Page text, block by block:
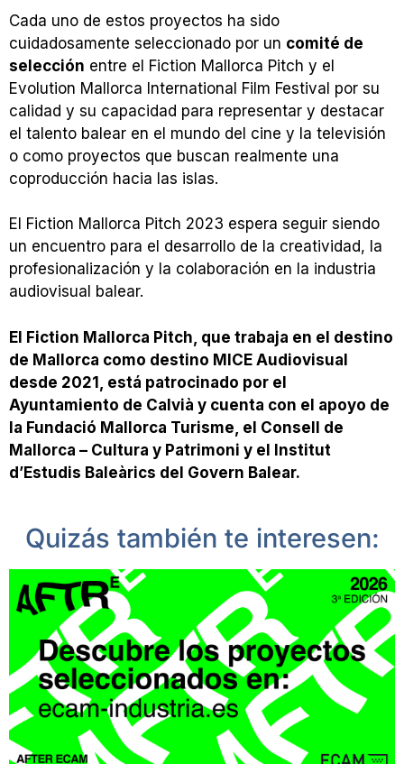
Cada uno de estos proyectos ha sido
cuidadosamente seleccionado por un comité de
selección entre el Fiction Mallorca Pitch y el
Evolution Mallorca International Film Festival por su
calidad y su capacidad para representar y destacar
el talento balear en el mundo del cine y la televisión
o como proyectos que buscan realmente una
coproducción hacia las islas.
El Fiction Mallorca Pitch 2023 espera seguir siendo
un encuentro para el desarrollo de la creatividad, la
profesionalización y la colaboración en la industria
audiovisual balear.
El Fiction Mallorca Pitch, que trabaja en el destino
de Mallorca como destino MICE Audiovisual
desde 2021, está patrocinado por el
Ayuntamiento de Calvià y cuenta con el apoyo de
la Fundació Mallorca Turisme, el Consell de
Mallorca – Cultura y Patrimoni y el Institut
d’Estudis Baleàrics del Govern Balear.
Quizás también te interesen: